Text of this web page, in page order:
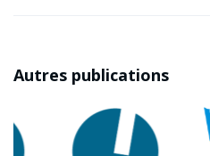
Autres publications